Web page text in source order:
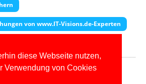
diese Webseite nutzen,
Verwendung von Cookies
von www.IT-Visions.de-Experten
Links. Wenn Sie auf einen Amazon-Link
wir eine Provision.